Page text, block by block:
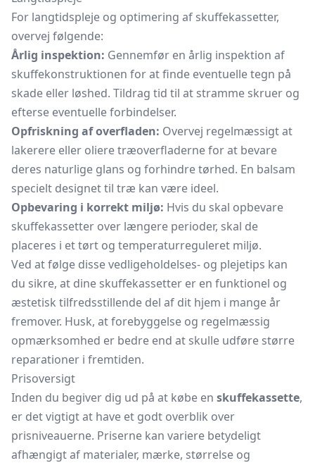
For langtidspleje og optimering af skuffekassetter,
overvej følgende:
Årlig inspektion: Gennemfør en årlig inspektion af
skuffekonstruktionen for at finde eventuelle tegn på
skade eller løshed. Tildrag tid til at stramme skruer og
efterse eventuelle forbindelser.
Opfriskning af overfladen: Overvej regelmæssigt at
lakerere eller oliere træoverfladerne for at bevare
deres naturlige glans og forhindre tørhed. En balsam
specielt designet til træ kan være ideel.
Opbevaring i korrekt miljø: Hvis du skal opbevare
skuffekassetter over længere perioder, skal de
placeres i et tørt og temperaturreguleret miljø.
Ved at følge disse vedligeholdelses- og plejetips kan
du sikre, at dine skuffekassetter er en funktionel og
æstetisk tilfredsstillende del af dit hjem i mange år
fremover. Husk, at forebyggelse og regelmæssig
opmærksomhed er bedre end at skulle udføre større
reparationer i fremtiden.
Prisoversigt
Inden du begiver dig ud på at købe en skuffekassette,
er det vigtigt at have et godt overblik over
prisniveauerne. Priserne kan variere betydeligt
afhængigt af materialer, mærke, størrelse og